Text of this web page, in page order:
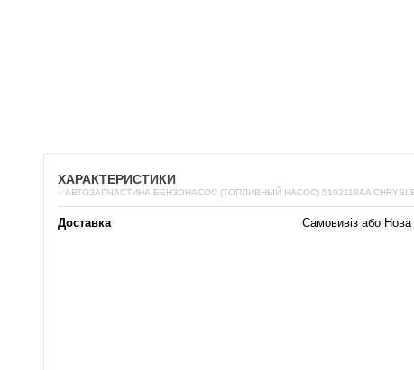
ХАРАКТЕРИСТИКИ
✅АВТОЗАПЧАСТИНА БЕНЗОНАСОС (ТОПЛИВНЫЙ НАСОС) 5102119AA
Доставка Самовивіз або